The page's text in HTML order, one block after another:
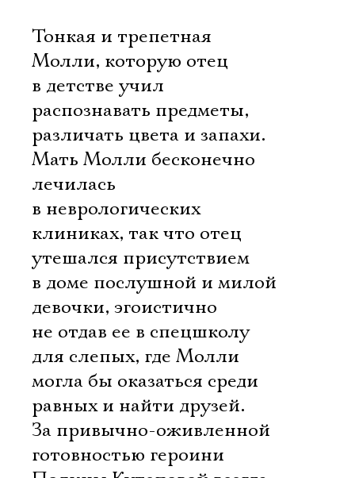
Тонкая и трепетная
Молли, которую отец
в детстве учил
распознавать предметы,
различать цвета и запахи.
Мать Молли бесконечно
лечилась
в неврологических
клиниках, так что отец
утешался присутствием
в доме послушной и милой
девочки, эгоистично
не отдав ее в спецшколу
для слепых, где Молли
могла бы оказаться среди
равных и найти друзей.
За привычно-оживленной
готовностью героини